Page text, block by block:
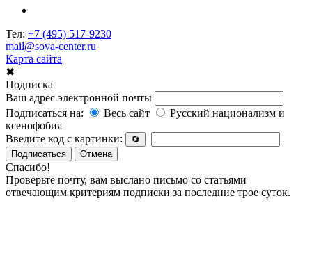
Тел: +7 (495) 517-9230
mail@sova-center.ru
Карта сайта
✖
Подписка
Ваш адрес электронной почты
Подписаться на:
Весь сайт
Русский национализм и
ксенофобия
Введите код с картинки:
🔄
Подписаться
Отмена
Спасибо!
Проверьте почту, вам выслано письмо со статьями
отвечающим критериям подписки за последние трое суток.